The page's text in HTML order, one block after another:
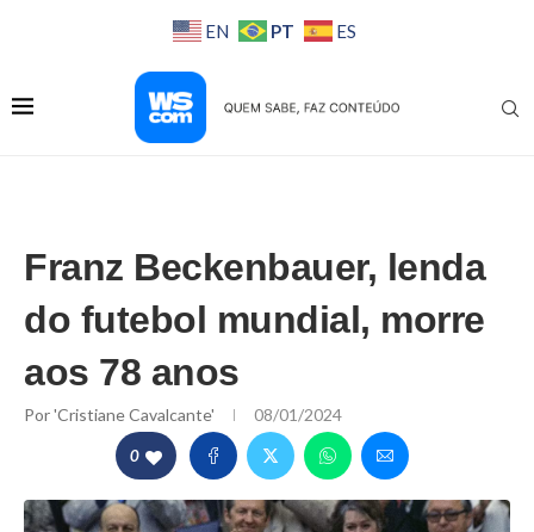
EN PT ES
Franz Beckenbauer, lenda
do futebol mundial, morre
aos 78 anos
Por'Cristiane Cavalcante' 08/01/2024
0